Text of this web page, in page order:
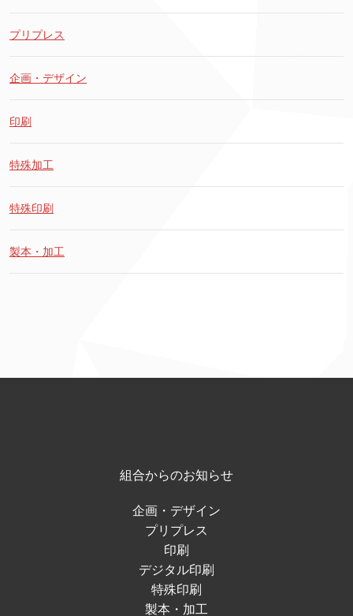
プリプレス
企画・デザイン
印刷
特殊加工
特殊印刷
製本・加工
組合からのお知らせ
企画・デザイン
プリプレス
印刷
デジタル印刷
特殊印刷
製本・加工